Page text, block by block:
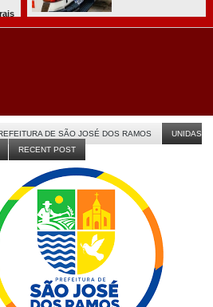
DE SÃO JOSÉ DOS RAMOS
UNIDAS
RECENT POST